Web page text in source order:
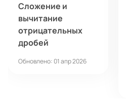
Сложение и
вычитание
отрицательных
дробей
Обновлено: 01 апр 2026